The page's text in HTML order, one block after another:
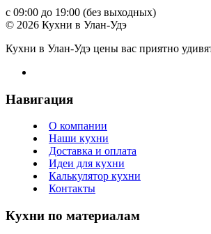
с 09:00 до 19:00 (без выходных)
© 2026 Кухни в Улан-Удэ
Кухни в Улан-Удэ цены вас приятно
Навигация
О компании
Наши кухни
Доставка и оплата
Идеи для кухни
Калькулятор кухни
Контакты
Кухни по материалам